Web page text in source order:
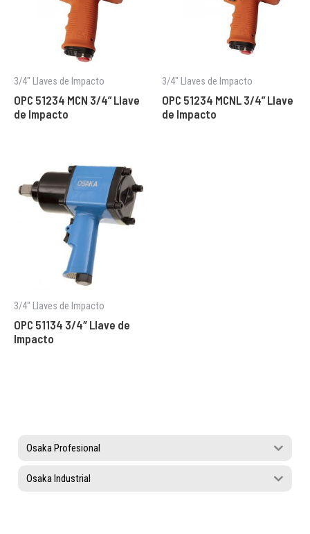
3/4" Llaves de Impacto
OPC 51234 MCN 3/4” Llave
de Impacto
3/4" Llaves de Impacto
OPC 51234 MCNL 3/4” Llave
de Impacto
3/4" Llaves de Impacto
OPC 51134 3/4″ Llave de
Impacto
Osaka Profesional
Osaka Industrial